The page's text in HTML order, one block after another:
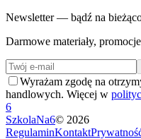
Newsletter — bądź na
Darmowe materiały,
Wyrażam zgodę na
handlowych. Więcej w
6
SzkolaNa6© 2026
RegulaminKontakt